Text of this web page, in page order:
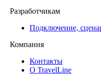
Разработчикам
Подключение,
Компания
Контакты
О TravelLine